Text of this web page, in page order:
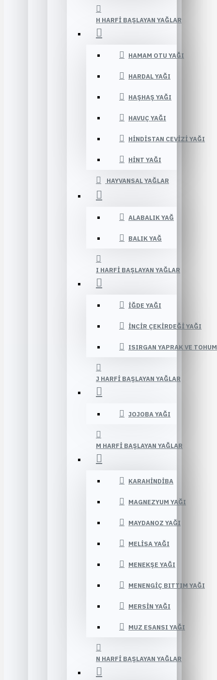
H HARFI BAŞLAYAN YAĞLAR
HAMAM OTU YAĞI
HARDAL YAĞI
HAŞHAŞ YAĞI
HAVUÇ YAĞI
HINDISTAN CEVIZI YAĞI
HINT YAĞI
HAYVANSAL YAĞLAR
ALABALIK YAĞ
BALIK YAĞ
I HARFI BAŞLAYAN YAĞLAR
İĞDE YAĞI
İNCIR ÇEKIRDEĞI YAĞI
ISIRGAN YAPRAK VE
J HARFI BAŞLAYAN YAĞLAR
JOJOBA YAĞI
M HARFI BAŞLAYAN YAĞLAR
KARAHINDIBA
MAGNEZYUM YAĞI
MAYDANOZ YAĞI
MELISA YAĞI
MENEKŞE YAĞI
MENENGIÇ BITTIM YAĞI
MERSIN YAĞI
MUZ ESANSI YAĞI
N HARFI BAŞLAYAN YAĞLAR